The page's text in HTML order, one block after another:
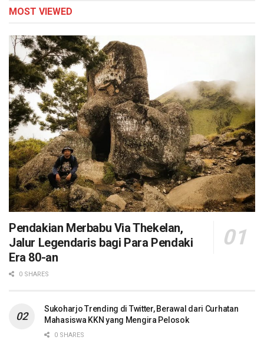
MOST VIEWED
Pendakian Merbabu Via Thekelan,
Jalur Legendaris bagi Para Pendaki
Era 80-an
0 SHARES
Sukoharjo Trending di Twitter, Berawal dari Curhatan
Mahasiswa KKN yang Mengira Pelosok
0 SHARES